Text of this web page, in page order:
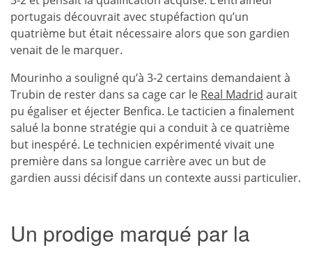
portugais découvrait avec stupéfaction qu’un
quatrième but était nécessaire alors que son gardien
venait de le marquer.
Mourinho a souligné qu’à 3-2 certains demandaient à
Trubin de rester dans sa cage car le Real Madrid aurait
pu égaliser et éjecter Benfica. Le tacticien a finalement
salué la bonne stratégie qui a conduit à ce quatrième
but inespéré. Le technicien expérimenté vivait une
première dans sa longue carrière avec un but de
gardien aussi décisif dans un contexte aussi particulier.
Un prodige marqué par la